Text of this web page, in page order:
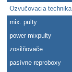
Ozvučovacia technika
mix. pulty
power mixpulty
zosilňovače
pasívne reproboxy